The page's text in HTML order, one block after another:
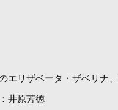
エリザベータ・ザベリナ
井原芳徳